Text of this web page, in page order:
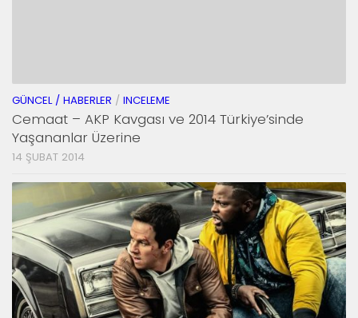
GÜNCEL / HABERLER / INCELEME
Cemaat – AKP Kavgası ve 2014 Türkiye’sinde
Yaşananlar Üzerine
14 ŞUBAT 2014